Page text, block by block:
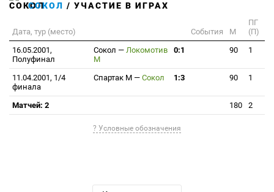
СОКОЛ / УЧАСТИЕ В ИГРАХ
Дата, тур (место) События М
ПГ
(П)
16.05.2001,
Полуфинал
Сокол — Локомотив
М
0:1 90 1
11.04.2001, 1/4
финала
Спартак М — Сокол 1:3 90 1
Матчей: 2 180 2
? Условные обозначения